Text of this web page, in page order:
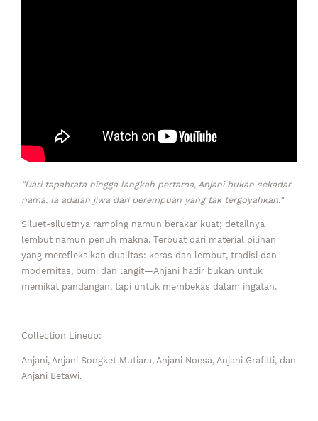
"Dari tapabrata hingga langkah pertama, Anjani bukan sekadar
nama. Ia adalah jiwa dari perempuan yang tak tergoyahkan."
Siluet-siluetnya ramping namun berakar kuat; detailnya
lembut namun penuh makna. Terbuat dari material pilihan
yang merefleksikan dualitas: keras dan lembut, tradisi dan
modernitas, bumi dan langit—Anjani hadir bukan untuk
memikat pandangan, tapi untuk membekas dalam ingatan.
Collection Lineup:
Anjani, Anjani Songket Mutiara, Anjani Noesa, Anjani Grafitti, dan
Anjani Betawi.